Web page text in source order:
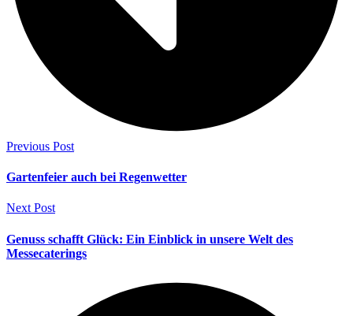
Previous Post
Gartenfeier auch bei Regenwetter
Next Post
Genuss schafft Glück: Ein Einblick in unsere Welt des
Messecaterings